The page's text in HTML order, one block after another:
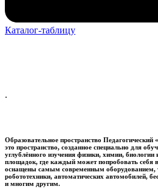
Каталог-таблицу
.
Образовательное пространство
это пространство, созданное специально для
углублённого изучения физики, химии, биологии
площадок, где каждый может попробовать
оснащены самым современным оборудованием,
робототехники, автоматических автомобилей,
и многим другим.